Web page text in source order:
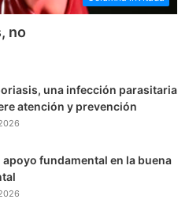
no
una infección parasitaria
atención y prevención
apoyo fundamental en la buena